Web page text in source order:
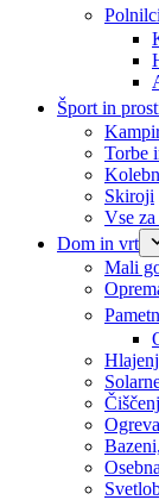
Šport in
Torbe
Skiroji
Vse
Dom in vrt
Mali